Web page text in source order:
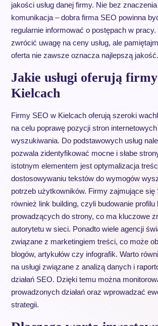
jakości usług danej firmy. Nie bez
komunikacja – dobra firma SEO powinna
regularnie informować o postępach w pracy.
zwrócić uwagę na ceny usług, ale
oferta nie zawsze oznacza najlepszą jakość.
Jakie usługi oferują
Kielcach
Firmy SEO w Kielcach oferują szeroki
na celu poprawę pozycji stron
wyszukiwania. Do podstawowych usług
pozwala zidentyfikować mocne i słabe
istotnym elementem jest optymalizacja
dostosowywaniu tekstów do wymogów
potrzeb użytkowników. Firmy zajmujące się
również link building, czyli budowanie profilu
prowadzących do strony, co ma kluczowe
autorytetu w sieci. Ponadto wiele agencji
związane z marketingiem treści, co może
blogów, artykułów czy infografik. Warto
na usługi związane z analizą danych i
działań SEO. Dzięki temu można
prowadzonych działań oraz wprowadzać
strategii.